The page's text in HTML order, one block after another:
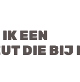
EEN
DIE BIJ